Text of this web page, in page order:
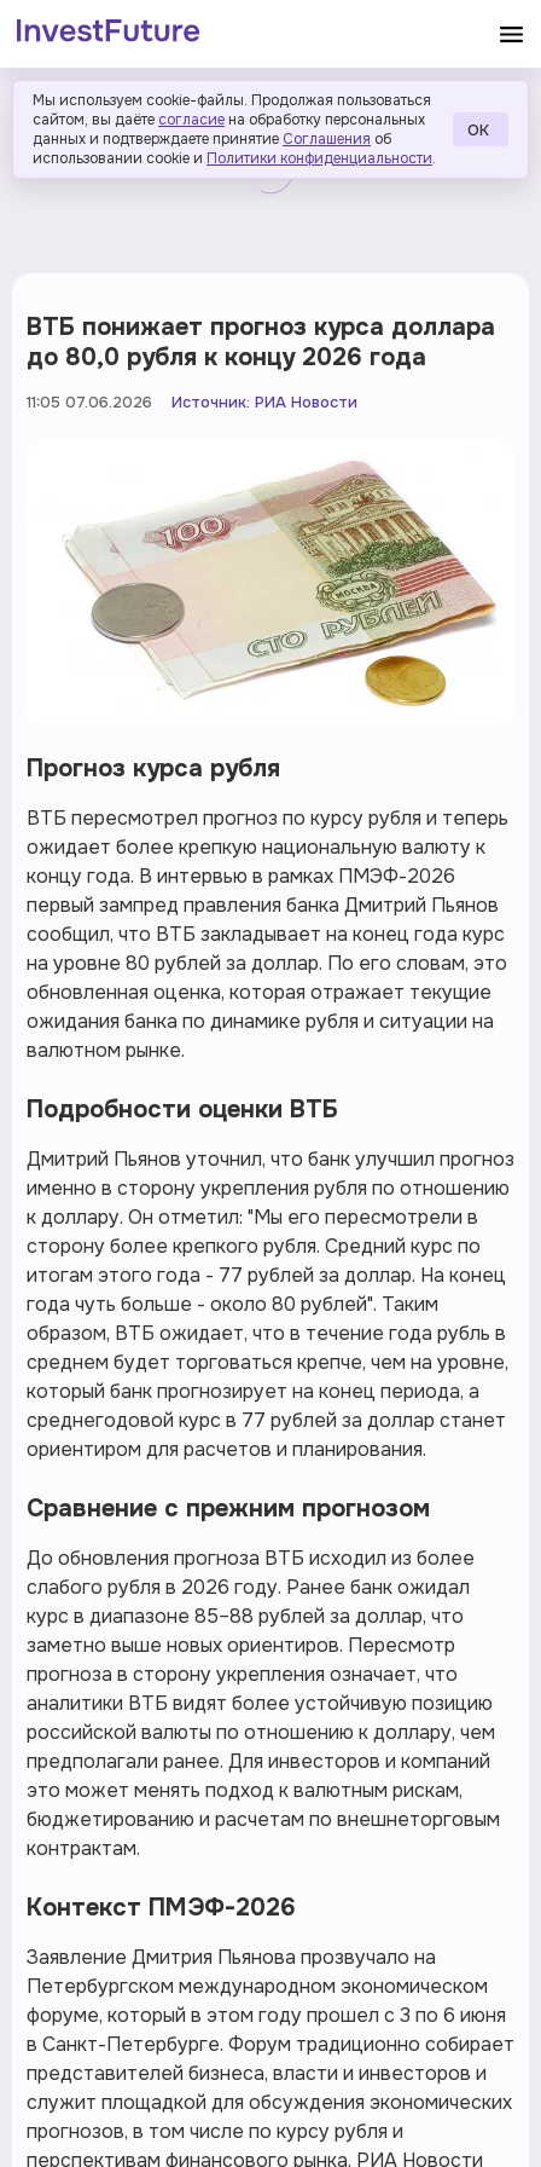
Мы используем cookie-файлы. Продолжая пользоваться
сайтом, вы даёте согласие на обработку персональных
данных и подтверждаете принятие Соглашения об
использовании cookie и Политики конфиденциальности.
ОК
ВТБ понижает прогноз курса доллара
до 80,0 рубля к концу 2026 года
11:05 07.06.2026 Источник: РИА Новости
Прогноз курса рубля
ВТБ пересмотрел прогноз по курсу рубля и теперь
ожидает более крепкую национальную валюту к
концу года. В интервью в рамках ПМЭФ-2026
первый зампред правления банка Дмитрий Пьянов
сообщил, что ВТБ закладывает на конец года курс
на уровне 80 рублей за доллар. По его словам, это
обновленная оценка, которая отражает текущие
ожидания банка по динамике рубля и ситуации на
валютном рынке.
Подробности оценки ВТБ
Дмитрий Пьянов уточнил, что банк улучшил прогноз
именно в сторону укрепления рубля по отношению
к доллару. Он отметил: "Мы его пересмотрели в
сторону более крепкого рубля. Средний курс по
итогам этого года - 77 рублей за доллар. На конец
года чуть больше - около 80 рублей". Таким
образом, ВТБ ожидает, что в течение года рубль в
среднем будет торговаться крепче, чем на уровне,
который банк прогнозирует на конец периода, а
среднегодовой курс в 77 рублей за доллар станет
ориентиром для расчетов и планирования.
Сравнение с прежним прогнозом
До обновления прогноза ВТБ исходил из более
слабого рубля в 2026 году. Ранее банк ожидал
курс в диапазоне 85–88 рублей за доллар, что
заметно выше новых ориентиров. Пересмотр
прогноза в сторону укрепления означает, что
аналитики ВТБ видят более устойчивую позицию
российской валюты по отношению к доллару, чем
предполагали ранее. Для инвесторов и компаний
это может менять подход к валютным рискам,
бюджетированию и расчетам по внешнеторговым
контрактам.
Контекст ПМЭФ-2026
Заявление Дмитрия Пьянова прозвучало на
Петербургском международном экономическом
форуме, который в этом году прошел с 3 по 6 июня
в Санкт-Петербурге. Форум традиционно собирает
представителей бизнеса, власти и инвесторов и
служит площадкой для обсуждения экономических
прогнозов, в том числе по курсу рубля и
перспективам финансового рынка. РИА Новости